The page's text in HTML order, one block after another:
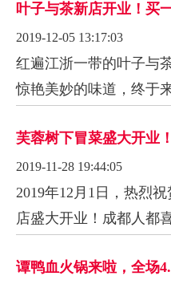
叶子与茶新店开业！买
2019-12-05 13:17:03
红遍江浙一带的叶子与
惊艳美妙的味道，终于
芙蓉树下冒菜盛大开业！
2019-11-28 19:44:05
2019年12月1日，热烈
店盛大开业！成都人都
谭鸭血火锅来啦，全场